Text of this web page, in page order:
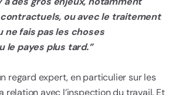
ou avec le traitement
ne fais pas les choses
payes plus tard.”
regard expert, en particulier sur les
relation avec l’inspection du travail. Et